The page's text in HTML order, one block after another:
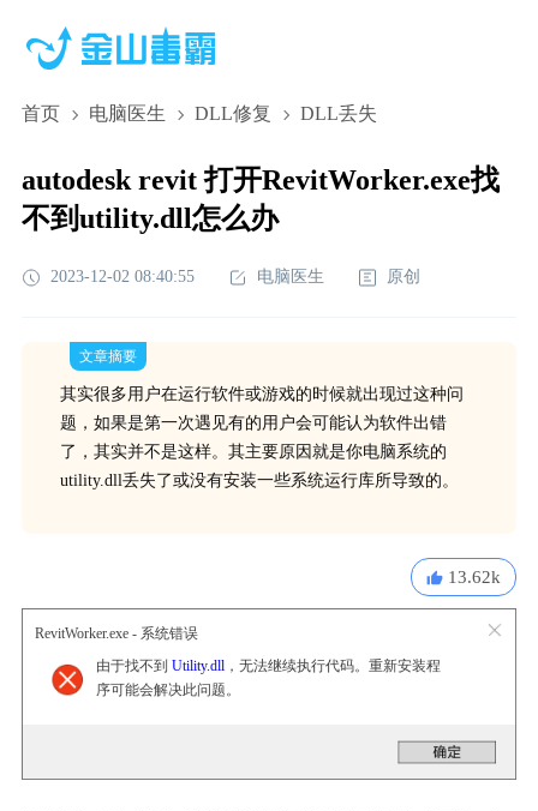
首页 电脑医生 DLL修复 DLL丢失
autodesk revit 打开RevitWorker.exe找
不到utility.dll怎么办
2023-12-02 08:40:55 电脑医生 原创
文章摘要
其实很多用户在运行软件或游戏的时候就出现过这种问
题，如果是第一次遇见有的用户会可能认为软件出错
了，其实并不是这样。其主要原因就是你电脑系统的
utility.dll丢失了或没有安装一些系统运行库所导致的。
13.62k
RevitWorker.exe - 系统错误
由于找不到 Utility.dll，无法继续执行代码。重新安装程
序可能会解决此问题。